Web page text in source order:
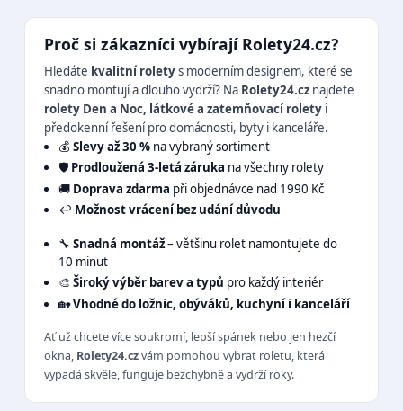
Proč si zákazníci vybírají Rolety24.cz?
Hledáte kvalitní roletys moderním designem, které se
snadno montují a dlouho vydrží? Na Rolety24.cz najdete
rolety Den a Noc, látkové a zatemňovací rolety i
předokenní řešení pro domácnosti, byty i kanceláře.
💰 Slevy až 30 %na vybraný sortiment
🛡️ Prodloužená 3-letá záruka na všechny rolety
🚚 Doprava zdarma při objednávce nad 1990 Kč
↩️ Možnost vrácení bez udání důvodu
🔧 Snadná montáž– většinu rolet namontujete do
10 minut
🎨 Široký výběr barev a typů pro každý interiér
🏡Vhodné do ložnic, obýváků, kuchyní i kanceláří
Ať už chcete více soukromí, lepší spánek nebo jen hezčí
okna, Rolety24.czvám pomohou vybrat roletu, která
vypadá skvěle, funguje bezchybně a vydrží roky.